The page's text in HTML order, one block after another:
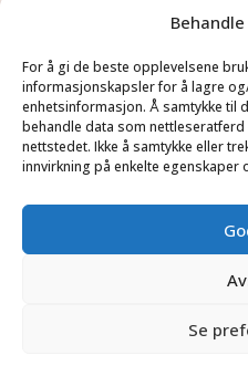
For å gi de beste opplevelsene
informasjonskapsler for å lagre
enhetsinformasjon. Å samtykke til
behandle data som nettleseratferd
nettstedet. Ikke å samtykke eller
innvirkning på enkelte egenskaper
Se
Cookie-
Velg
Hjem
Tjenester
Om meg
Kontakt
©